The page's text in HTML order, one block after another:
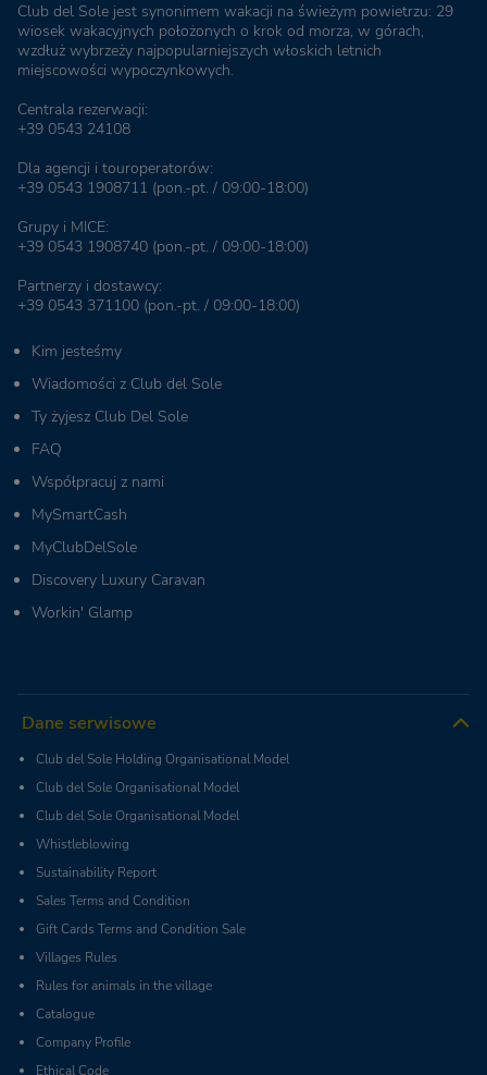
Club del Sole jest synonimem wakacji na świeżym powietrzu: 29
wiosek wakacyjnych położonych o krok od morza, w górach,
wzdłuż wybrzeży najpopularniejszych włoskich letnich
miejscowości wypoczynkowych.
Centrala rezerwacji:
+39 0543 24108
Dla agencji i touroperatorów:
+39 0543 1908711 (pon.-pt. / 09:00-18:00)
Grupy i MICE:
+39 0543 1908740 (pon.-pt. / 09:00-18:00)
Partnerzy i dostawcy:
+39 0543 371100 (pon.-pt. / 09:00-18:00)
Kim jesteśmy
Wiadomości z Club del Sole
Ty żyjesz Club Del Sole
FAQ
Współpracuj z nami
MySmartCash
MyClubDelSole
Discovery Luxury Caravan
Workin' Glamp
Dane serwisowe
Club del Sole Holding Organisational Model
Club del Sole Organisational Model
Club del Sole Organisational Model
Whistleblowing
Sustainability Report
Sales Terms and Condition
Gift Cards Terms and Condition Sale
Villages Rules
Rules for animals in the village
Catalogue
Company Profile
Ethical Code